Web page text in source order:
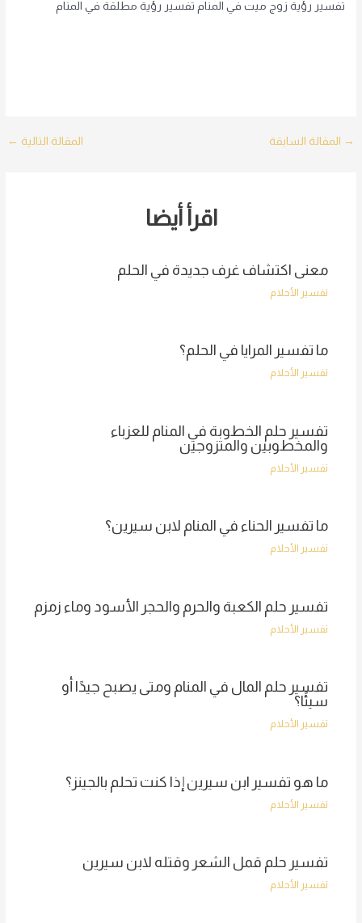
تفسير رؤية زوج ميت في المنام تفسير رؤية مطلقة في المنام
Post
→ المقالة السابقة المقالة التالية ←
اقرأ أيضا
معنى اكتشاف غرف جديدة في الحلم
تفسير الأحلام
ما تفسير المرايا في الحلم؟
تفسير الأحلام
تفسير حلم الخطوبة في المنام للعزباء
والمخطوبين والمتزوجين
تفسير الأحلام
ما تفسير الحناء في المنام لابن سيرين؟
تفسير الأحلام
تفسير حلم الكعبة والحرم والحجر الأسود وماء زمزم
تفسير الأحلام
تفسير حلم المال في المنام ومتى يصبح جيدًا أو
سيئًا؟
تفسير الأحلام
ما هو تفسير ابن سيرين إذا كنت تحلم بالجينز؟
تفسير الأحلام
تفسير حلم قمل الشعر وقتله لابن سيرين
تفسير الأحلام